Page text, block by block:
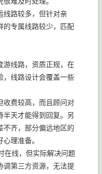
线路较多，但针对亲
的专属线路较少，匹配
游线路，资质正规，在
，线路设计会覆盖一些
收费较高，而且顾问对
半天才能得到回复。另
不齐，部分偏远地区的
理准备。
在线，但实际解决问题
调第三方资源，无法提